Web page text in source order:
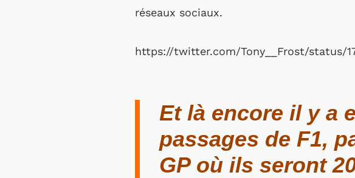
réseaux sociaux.
https://twitter.com/Tony__Frost/status/
Et là encore il y a
passages de F1,
GP où ils seront